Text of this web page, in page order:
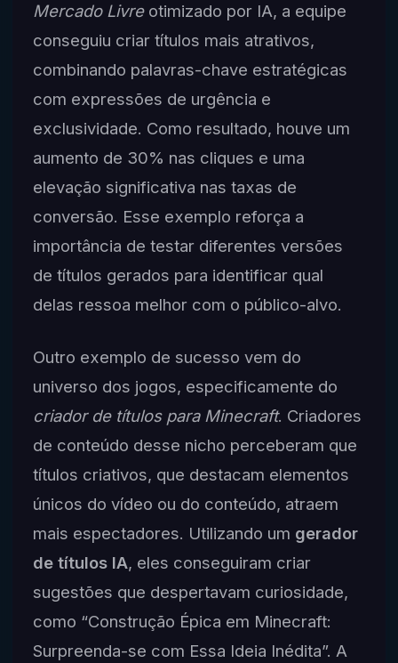
Mercado Livreotimizado por IA, a equipe
conseguiu criar títulos mais atrativos,
combinando palavras-chave estratégicas
com expressões de urgência e
exclusividade. Como resultado, houve um
aumento de 30% nas cliques e uma
elevação significativa nas taxas de
conversão. Esse exemplo reforça a
importância de testar diferentes versões
de títulos gerados para identificar qual
delas ressoa melhor com o público-alvo.
Outro exemplo de sucesso vem do
universo dos jogos, especificamente do
criador de títulos para Minecraft. Criadores
de conteúdo desse nicho perceberam que
títulos criativos, que destacam elementos
únicos do vídeo ou do conteúdo, atraem
mais espectadores. Utilizando um gerador
de títulos IA, eles conseguiram criar
sugestões que despertavam curiosidade,
como “Construção Épica em Minecraft:
Surpreenda-se com Essa Ideia Inédita”. A